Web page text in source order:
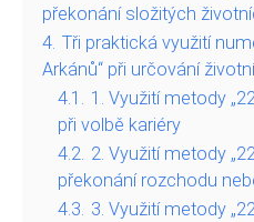
překonání složitých
4. Tři praktická využití
Arkánů“ při určování
4.1. 1. Využití metody
při volbě kariéry
4.2. 2. Využití metody
překonání rozchodu
4.3. 3. Využití metody